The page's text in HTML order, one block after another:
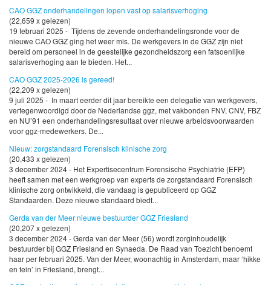
CAO GGZ onderhandelingen lopen vast op salarisverhoging
(22,659 x gelezen)
19 februari 2025 - Tijdens de zevende onderhandelingsronde voor de
nieuwe CAO GGZ ging het weer mis. De werkgevers in de GGZ zijn niet
bereid om personeel in de geestelijke gezondheidszorg een fatsoenlijke
salarisverhoging aan te bieden. Het...
CAO GGZ 2025-2026 is gereed!
(22,209 x gelezen)
9 juli 2025 - In maart eerder dit jaar bereikte een delegatie van werkgevers,
vertegenwoordigd door de Nederlandse ggz, met vakbonden FNV, CNV, FBZ
en NU’91 een onderhandelingsresultaat over nieuwe arbeidsvoorwaarden
voor ggz-medewerkers. De...
Nieuw: zorgstandaard Forensisch klinische zorg
(20,433 x gelezen)
3 december 2024 - Het Expertisecentrum Forensische Psychiatrie (EFP)
heeft samen met een werkgroep van experts de zorgstandaard Forensisch
klinische zorg ontwikkeld, die vandaag is gepubliceerd op GGZ
Standaarden. Deze nieuwe standaard biedt...
Gerda van der Meer nieuwe bestuurder GGZ Friesland
(20,207 x gelezen)
3 december 2024 - Gerda van der Meer (56) wordt zorginhoudelijk
bestuurder bij GGZ Friesland en Synaeda. De Raad van Toezicht benoemt
haar per februari 2025. Van der Meer, woonachtig in Amsterdam, maar ‘hikke
en tein’ in Friesland, brengt...